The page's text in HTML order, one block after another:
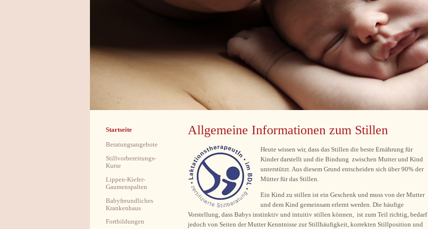
Startseite
Beratungsangebote
Stillvorbereitungs-
Kurse
Lippen-Kiefer-
Gaumenspalten
Babyfreundliches
Krankenhaus
Fortbildungen
Allgemeine Informationen zum Stillen
Heute wissen wir, dass das Stillen die beste Ernährung für
Kinder darstellt und die Bindung zwischen Mutter und Kind
unterstützt. Aus diesem Grund entscheiden sich über 90% der
Mütter für das Stillen.
Ein Kind zu stillen ist ein Geschenk und muss von der Mutter
und dem Kind gemeinsam erlernt werden. Die häufige
Vorstellung, dass Babys instinktiv und intuitiv stillen können, ist zum Teil richtig, bedarf
jedoch von Seiten der Mutter Kenntnisse zur Stillhäufigkeit, korrekten Stillposition und